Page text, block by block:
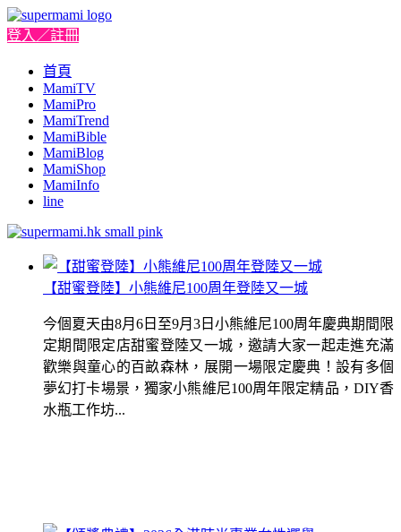
登入／註冊
首頁
MamiTV
MamiPro
MamiTrend
MamiBible
MamiBlog
MamiShop
MamiInfo
line
【甜蜜登陸】小熊維尼100周年登陸又一城
今個夏天由8月6日至9月3日小熊維尼100周年慶典期間限
定期間限定店甜蜜登陸又一城，邀請大家一起走進充滿
歡樂與童心的百畝森林，展開一場限定慶典！設有多個
夢幻打卡場景，獨家小熊維尼100周年限定精品，DIY香
水瓶工作坊...